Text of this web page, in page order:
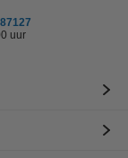
uur